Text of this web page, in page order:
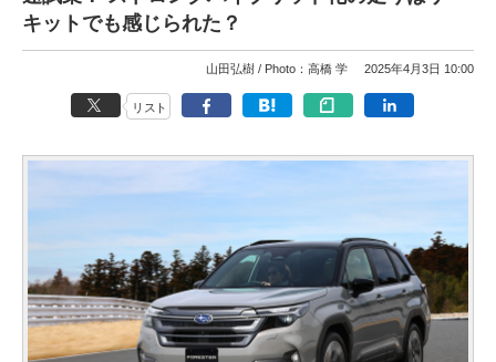
キットでも感じられた？
山田弘樹 Photo：高橋 学 2025年4月3日 10:00
リスト